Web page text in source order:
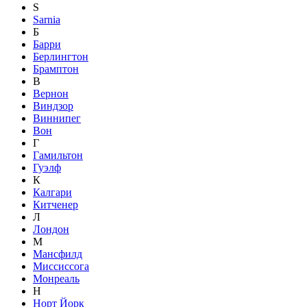
S
Sarnia
Б
Барри
Берлингтон
Брамптон
В
Вернон
Виндзор
Виннипег
Вон
Г
Гамильтон
Гуэлф
К
Калгари
Китченер
Л
Лондон
М
Мансфилд
Миссиссога
Монреаль
Н
Норт Йорк